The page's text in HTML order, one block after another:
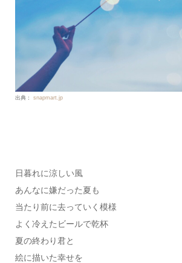
出典： snapmart.jp
日暮れに涼しい風
あんなに嫌だった夏も
当たり前に去っていく模様
よく冷えたビールで乾杯
夏の終わり君と
絵に描いた幸せを